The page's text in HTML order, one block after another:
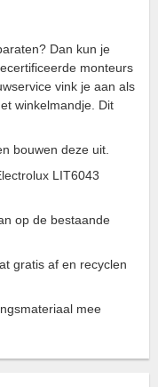
Dan kun je
monteurs
vink je aan als
winkelmandje. Dit
bouwen deze uit.
LIT6043
op de bestaande
gratis af en recyclen
mee